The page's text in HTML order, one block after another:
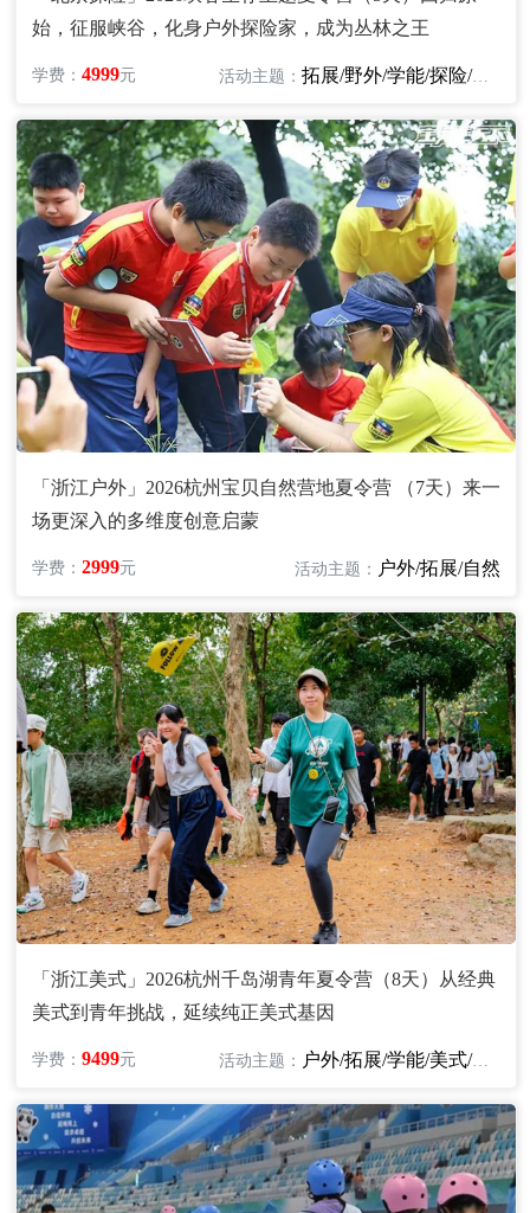
始，征服峡谷，化身户外探险家，成为丛林之王
学费：4999元 活动主题：拓展/野外/学能/探险/自然
「浙江户外」2026杭州宝贝自然营地夏令营 （7天）来一
场更深入的多维度创意启蒙
学费：2999元 活动主题： 户外/拓展/自然
「浙江美式」2026杭州千岛湖青年夏令营（8天）从经典
美式到青年挑战，延续纯正美式基因
学费：9499元 活动主题： 户外/拓展/学能/美式/英语